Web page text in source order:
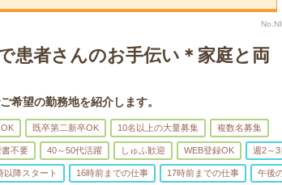
患者さんのお手伝い＊家庭と両
望の勤務地を紹介します。
既卒第二新卒OK 10名以上の大量募集 複数名募集
書不要 40～50代活躍 しゅふ歓迎 WEB登録OK 週2～
以降スタート 16時前までの仕事 17時前までの仕事 午後